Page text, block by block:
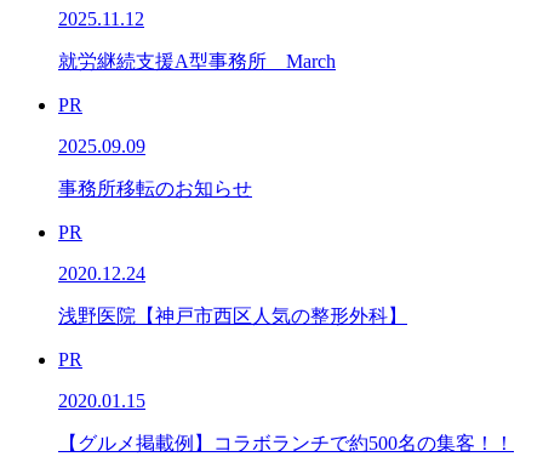
2025.11.12
就労継続支援A型事務所 March
PR
2025.09.09
事務所移転のお知らせ
PR
2020.12.24
浅野医院【神戸市西区人気の整形外科】
PR
2020.01.15
【グルメ掲載例】コラボランチで約500名の集客！！